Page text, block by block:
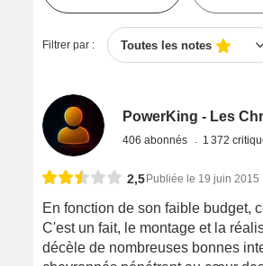
Filtrer par : Toutes les notes
PowerKing - Les
406 abonnés 1 372
2,5 Publiée le 19 juin 2015
En fonction de son faible budget,
C'est un fait, le montage et la
décèle de nombreuses bonnes